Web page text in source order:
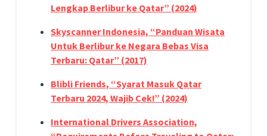
Lengkap Berlibur ke Qatar” (2024)
Skyscanner Indonesia, “Panduan Wisata
Untuk Berlibur ke Negara Bebas Visa
Terbaru: Qatar” (2017)
Blibli Friends, “Syarat Masuk Qatar
Terbaru 2024, Wajib Cek!” (2024)
International Drivers Association,